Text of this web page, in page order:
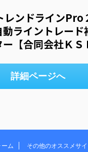
レンドラインPro
ライントレード
【合同会社ＫＳ
詳細ページへ
ム その他のオススメサ